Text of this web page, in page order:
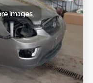
images